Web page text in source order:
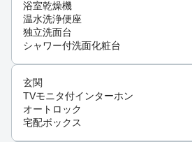
浴室乾燥機
温水洗浄便座
独立洗面台
シャワー付洗面化粧台
玄関
TVモニタ付インターホン
オートロック
宅配ボックス